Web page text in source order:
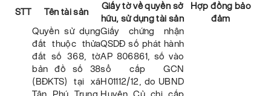
STT Tên tài sản
Giấy tờ về quyền sở
hữu, sử dụng tài sản
Hợp đồng bảo
đảm
Quyền sử dụng
đất thuộc thửa
đất số 368, tờ
bản đồ số 38
(BĐKTS) tại xã
Tân Phú Trung,
Giấy chứng nhận
QSDĐ số phát hành
AP 806861, số vào
sổ cấp GCN
H01112/12, do UBND
Huyện Củ chi cấp